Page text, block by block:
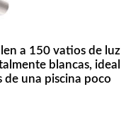
a 150 vatios de luz
blancas, ideal
de una piscina poco